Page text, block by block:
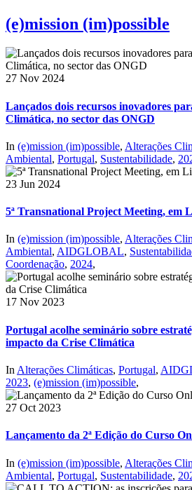
(e)mission (im)possible
27 Nov 2024
Lançados dois recursos inovadores
Climática, no sector das ONGD
In (e)mission (im)possible, Alterações
Ambiental, Portugal, Sustentabilidade,
23 Jun 2024
5ª Transnational Project Meeting, em
In (e)mission (im)possible, Alterações
Ambiental, AIDGLOBAL,
Coordenação, 2024,
17 Nov 2023
Portugal acolhe seminário sobre
impacto da Crise Climática
In Alterações Climáticas, Portugal,
2023, (e)mission (im)possible,
27 Oct 2023
Lançamento da 2ª Edição do Curso
In (e)mission (im)possible, Alterações
Ambiental, Portugal, Sustentabilidade,